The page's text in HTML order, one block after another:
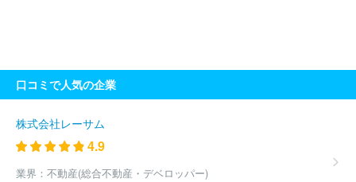
株式会社アズパートナーズ
アースサポート株式会社
社会福祉法
人星谷会
社会福祉法人星槎
法人白根学園
社会福祉法人横浜市福祉サービス協会
株式会社ト
ーリツ
社会福祉法人奉優会
福祉法人東京聖労院
会福祉事業団
社会福祉法人善光会
会社ヘルシーサービス
株式会社ヘルスケアシステムズ
グッドタ
口コミで人気の企業
株式会社レーサム
4.9
業界： 不動産(総合不動産・デベロッパー)